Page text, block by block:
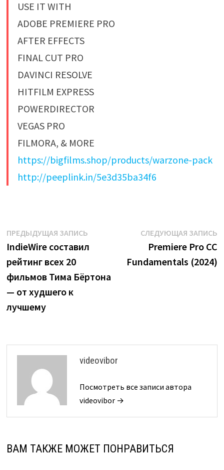
USE IT WITH
ADOBE PREMIERE PRO
AFTER EFFECTS
FINAL CUT PRO
DAVINCI RESOLVE
HITFILM EXPRESS
POWERDIRECTOR
VEGAS PRO
FILMORA, & MORE
https://bigfilms.shop/products/warzone-pack
http://peeplink.in/5e3d35ba34f6
Навигация
по
записям
ПРЕДЫДУЩАЯ ЗАПИСЬПредыдущая
запись:
IndieWire составил
рейтинг всех 20
фильмов Тима Бёртона
— от худшего к
лучшему
СЛЕДУЮЩАЯ ЗАПИСЬ
Premiere Pro CC
Fundamentals (2024)
videovibor
Посмотреть все записи автора
videovibor →
ВАМ ТАКЖЕ МОЖЕТ ПОНРАВИТЬСЯ